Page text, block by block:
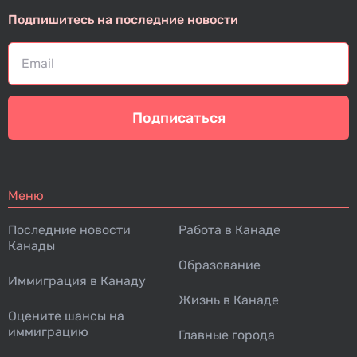
Подпишитесь на последние новости
Подписаться
Меню
Последние новости
Канады
Иммиграция в Канаду
Оцените шансы на
иммиграцию
Работа в Канаде
Образование
Жизнь в Канаде
Главные города